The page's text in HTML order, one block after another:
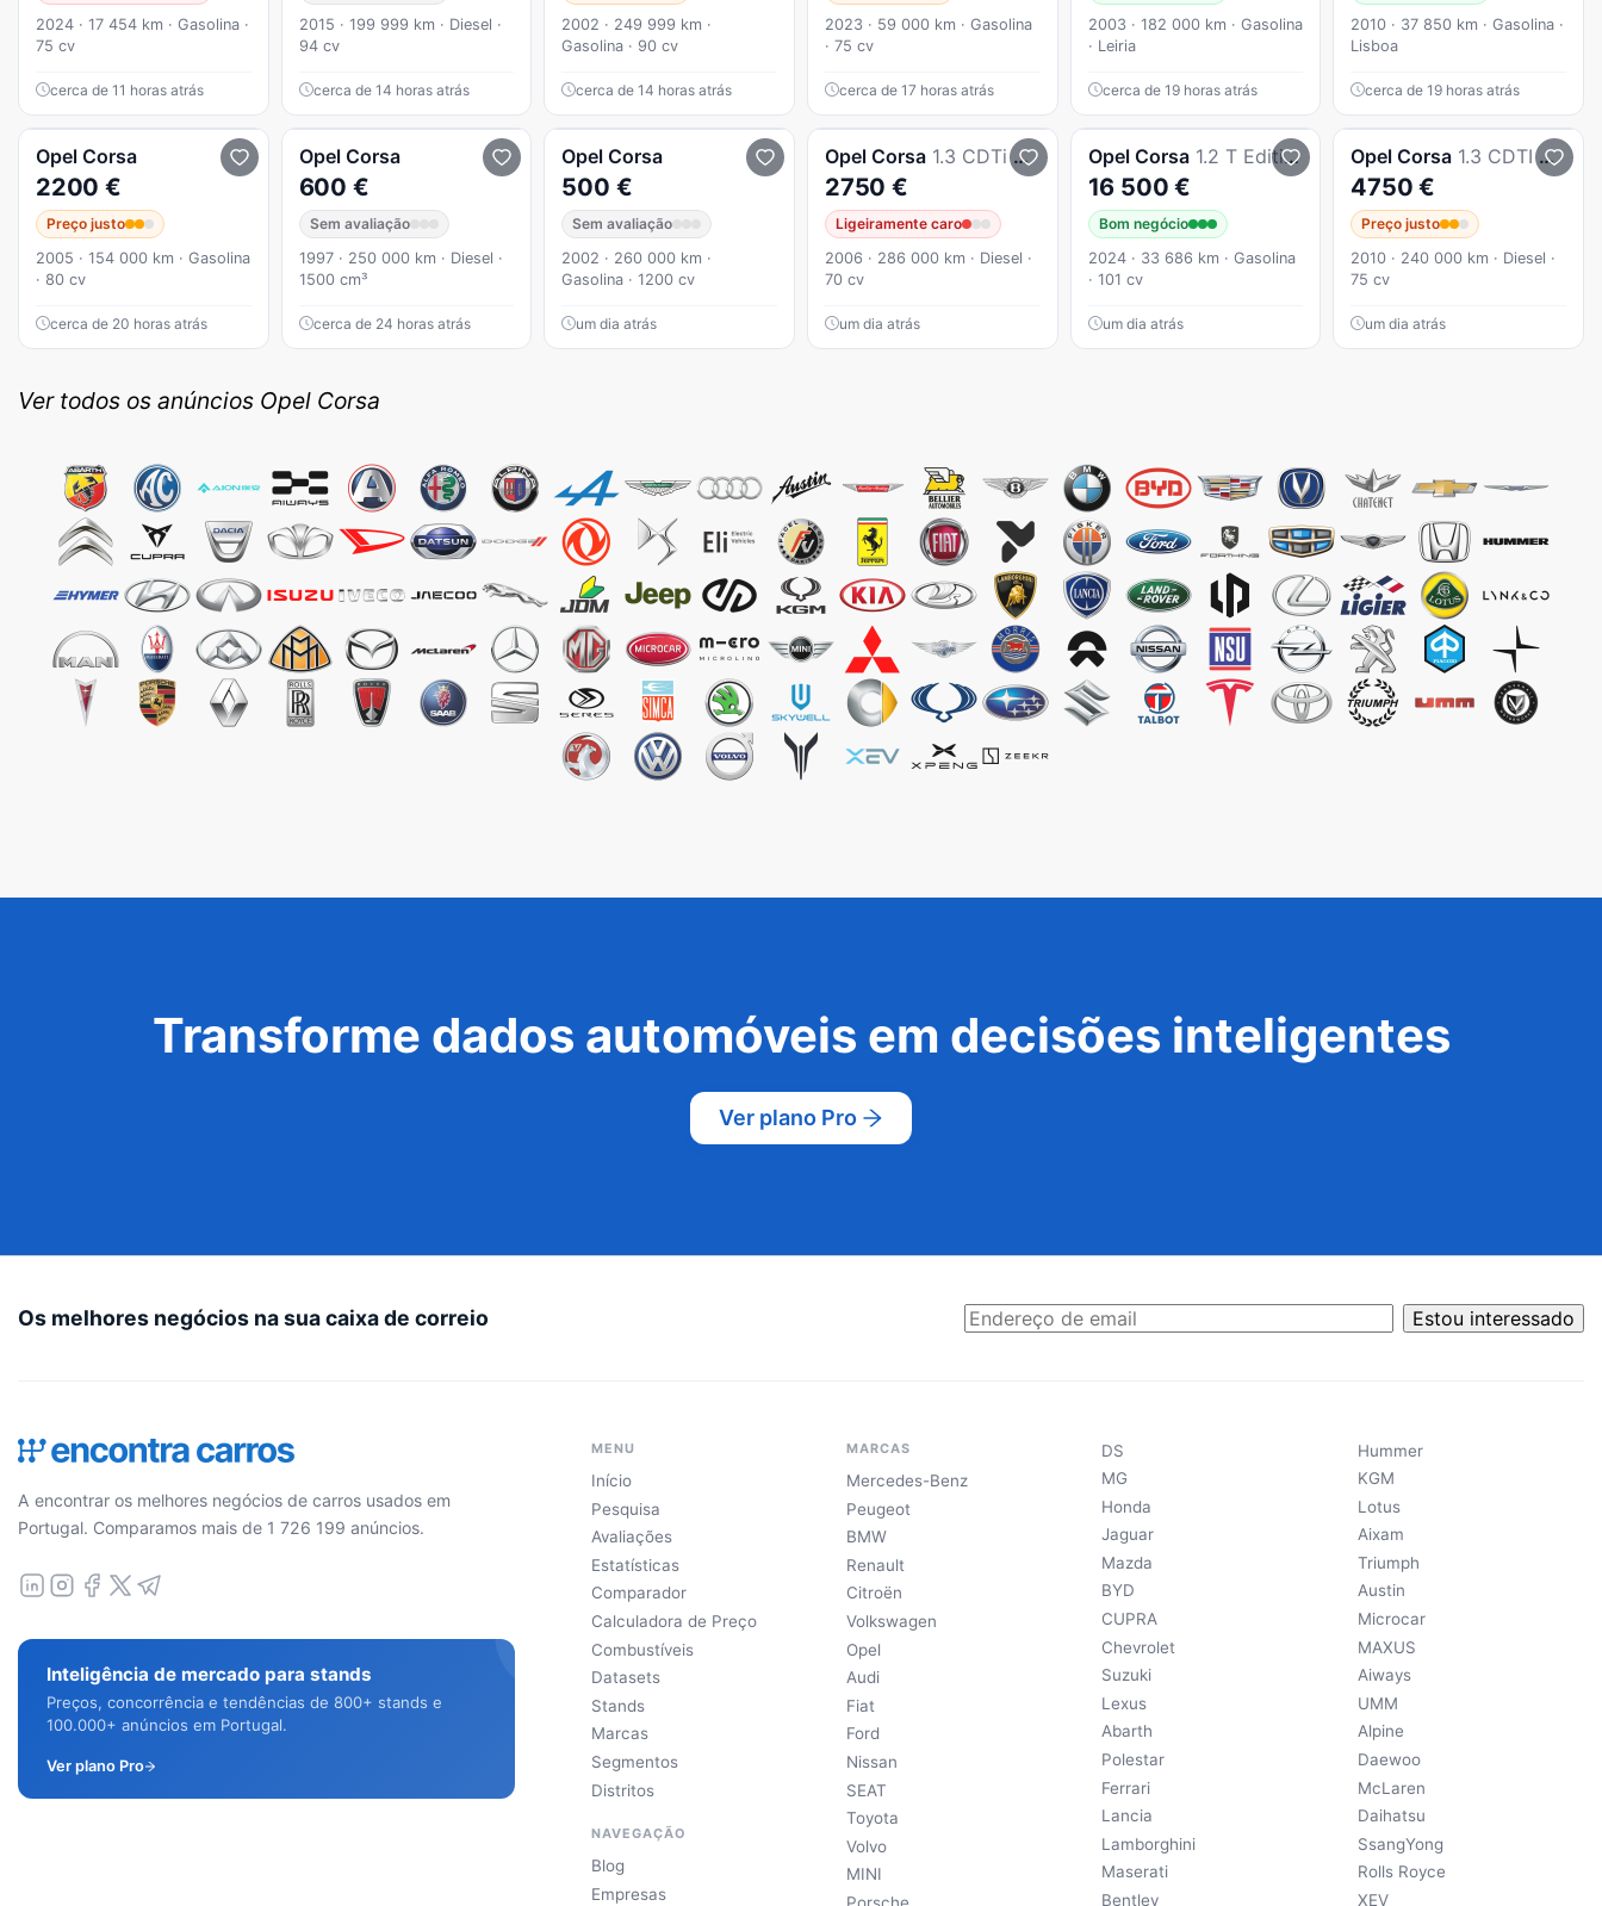
2024 · 17 454 km · Gasolina ·
75 cv
cerca de 11 horas atrás
2015 · 199 999 km · Diesel ·
94 cv
cerca de 14 horas atrás
2002 · 249 999 km ·
Gasolina · 90 cv
cerca de 14 horas atrás
2023 · 59 000 km · Gasolina
· 75 cv
cerca de 17 horas atrás
2003 · 182 000 km · Gasolina
· Leiria
cerca de 19 horas atrás
2010 · 37 850 km · Gasolina ·
Lisboa
cerca de 19 horas atrás
Opel Corsa
2200 €
Preço justo
2005 · 154 000 km · Gasolina
· 80 cv
cerca de 20 horas atrás
Opel Corsa
600 €
Sem avaliação
1997 · 250 000 km · Diesel ·
1500 cm³
cerca de 24 horas atrás
Opel Corsa
500 €
Sem avaliação
2002 · 260 000 km ·
Gasolina · 1200 cv
um dia atrás
Opel Corsa 1.3 CDTi Sport
2750 €
Ligeiramente caro
2006 · 286 000 km · Diesel ·
70 cv
um dia atrás
Opel Corsa 1.2 T Edition
16 500 €
Bom negócio
2024 · 33 686 km · Gasolina
· 101 cv
um dia atrás
Opel Corsa 1.3 CDTI Enjoy EcoFLEX
4750 €
Preço justo
2010 · 240 000 km · Diesel ·
75 cv
um dia atrás
Ver todos os anúncios Opel Corsa
Transforme dados automóveis em decisões inteligentes
Ver plano Pro
Os melhores negócios na sua caixa de correio Estou interessado
A encontrar os melhores negócios de carros usados em
Portugal. Comparamos mais de 1 726 199 anúncios.
Inteligência de mercado para stands
Preços, concorrência e tendências de 800+ stands e
100.000+ anúncios em Portugal.
Ver plano Pro
MENU
Início
Pesquisa
Avaliações
Estatísticas
Comparador
Calculadora de Preço
Combustíveis
Datasets
Stands
Marcas
Segmentos
Distritos
NAVEGAÇÃO
Blog
Empresas
MARCAS
Mercedes-Benz
Peugeot
BMW
Renault
Citroën
Volkswagen
Opel
Audi
Fiat
Ford
Nissan
SEAT
Toyota
Volvo
MINI
DS
MG
Honda
Jaguar
Mazda
BYD
CUPRA
Chevrolet
Suzuki
Lexus
Abarth
Polestar
Ferrari
Lancia
Lamborghini
Maserati
Bentley
Hummer
KGM
Lotus
Aixam
Triumph
Austin
Microcar
MAXUS
Aiways
UMM
Alpine
Daewoo
McLaren
Daihatsu
SsangYong
Rolls Royce
XEV